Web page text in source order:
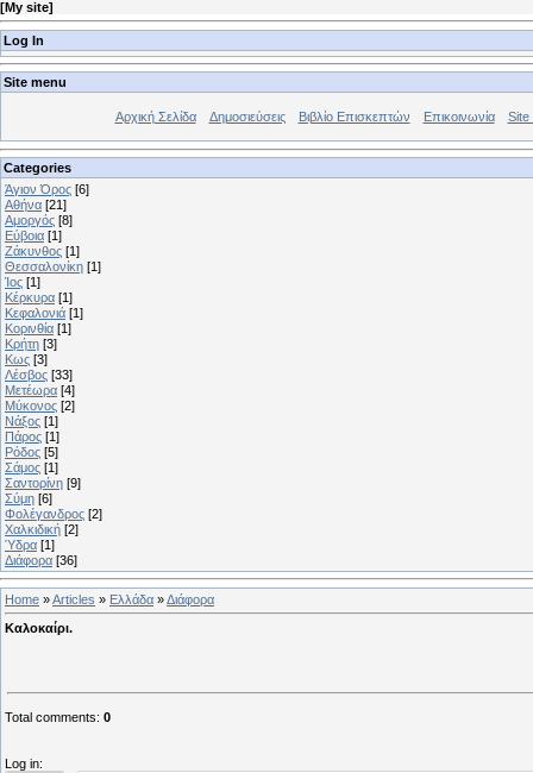
[My site]
Log In
Site menu
Αρχική Σελίδα Δημοσιεύσεις Βιβλίο Επισκεπτών Επικοινωνία Site
Categories
Άγιον Όρος [6]
Αθήνα [21]
Αμοργός [8]
Εύβοια [1]
Ζάκυνθος [1]
Θεσσαλονίκη [1]
Ίος [1]
Κέρκυρα [1]
Κεφαλονιά [1]
Κορινθία [1]
Κρήτη [3]
Κως [3]
Λέσβος [33]
Μετέωρα [4]
Μύκονος [2]
Νάξος [1]
Πάρος [1]
Ρόδος [5]
Σάμος [1]
Σαντορίνη [9]
Σύμη [6]
Φολέγανδρος [2]
Χαλκιδική [2]
Ύδρα [1]
Διάφορα [36]
Home »Articles » Ελλάδα »Διάφορα
Καλοκαίρι.
Total comments: 0
Log in: